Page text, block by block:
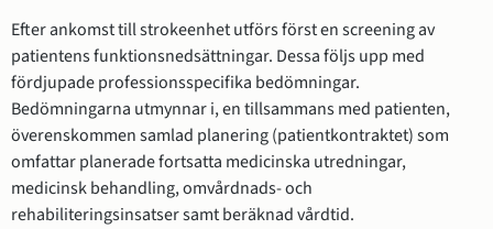
Efter ankomst till strokeenhet utförs först en screening av
patientens funktionsnedsättningar. Dessa följs upp med
fördjupade professionsspecifika bedömningar.
Bedömningarna utmynnar i, en tillsammans med patienten,
överenskommen samlad planering (patientkontraktet) som
omfattar planerade fortsatta medicinska utredningar,
medicinsk behandling, omvårdnads- och
rehabiliteringsinsatser samt beräknad vårdtid.